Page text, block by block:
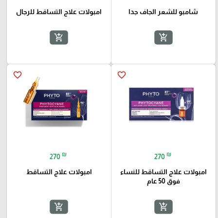
شامبو للشعر الجاف جدا
add_shopping_cart
امبولات علاج التساقط للرجال
add_shopping_cart
favorite_border
270 ₪
امبولات علاج التساقط للنساء
فوق 50 عام
add_shopping_cart
favorite_border
270 ₪
امبولات علاج التساقط
add_shopping_cart